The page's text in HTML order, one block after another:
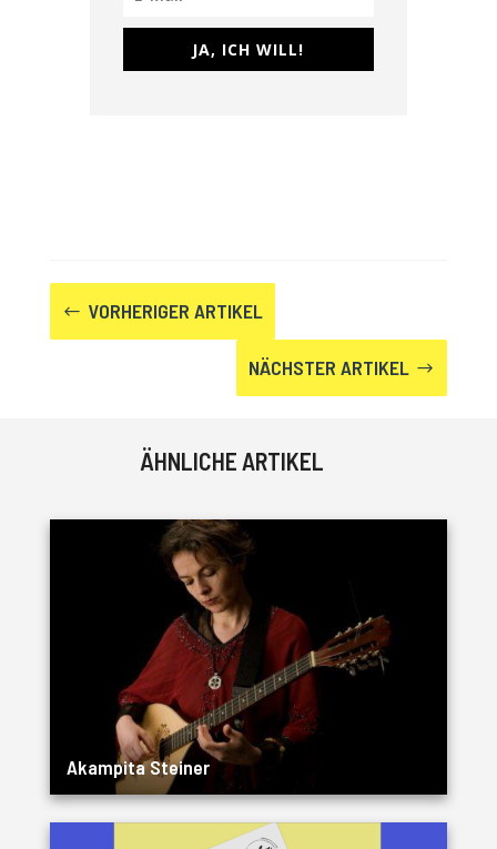
JA, ICH WILL!
# VORHERIGER ARTIKEL
NÄCHSTER ARTIKEL $
ÄHNLICHE ARTIKEL
Akampita Steiner